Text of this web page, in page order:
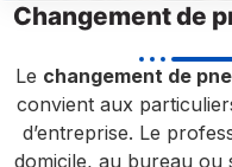
Changement de
Le changement de
convient aux
d’entreprise. Le
domicile, au bureau ou